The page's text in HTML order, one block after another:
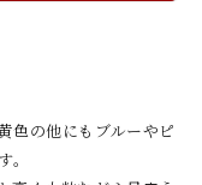
色の他にもブルーやピ